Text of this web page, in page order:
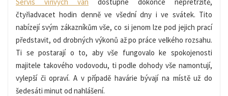
čtyřiadvacet hodin denně ve všední dny i ve svátek. Tito
nabízejí svým zákazníkům vše, co si jenom lze pod jejich prací
představit, od drobných výkonů až po práce velkého rozsahu.
Ti se postarají o to, aby vše fungovalo ke spokojenosti
majitele takového vodovodu, ti podle dohody vše namontují,
vylepší či opraví. A v případě havárie bývají na místě už do
šedesáti minut od nahlášení.